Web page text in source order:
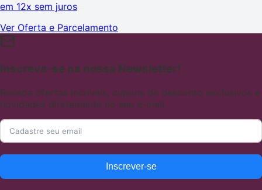
em 12x sem juros
Ver Oferta e Parcelamento
Inscreva-se na nossa Newsletter!
Receba ofertas incríveis, cupons de desconto exclusivos e
novidades diretamente no seu e-mail.
Inscrever-se